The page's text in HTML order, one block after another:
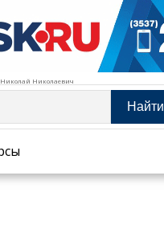
Николай Николаевич
Найти